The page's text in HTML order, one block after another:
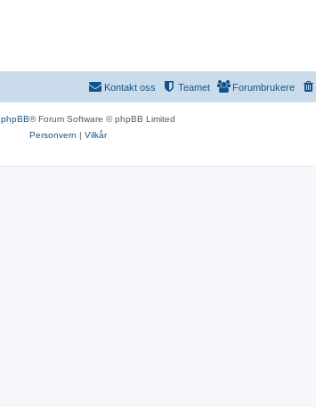
Forumbrukere
Teamet
Kontakt oss
phpBB® Forum Software © phpBB Limited
Personvern | Vilkår